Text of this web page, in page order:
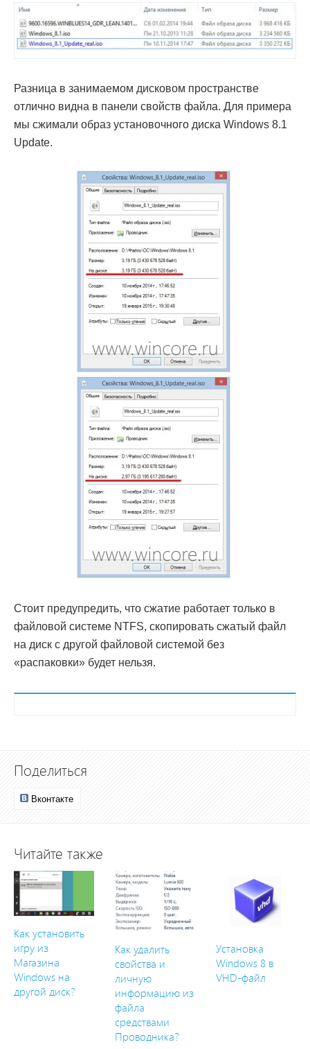
Разница в занимаемом дисковом пространстве
отлично видна в панели свойств файла. Для примера
мы сжимали образ установочного диска Windows 8.1
Update.
Стоит предупредить, что сжатие работает только в
файловой системе NTFS, скопировать сжатый файл
на диск с другой файловой системой без
«распаковки» будет нельзя.
Поделиться
Вконтакте
Читайте также
Как установить
игру из
Магазина
Windows на
другой диск?
Как удалить
свойства и
личную
информацию из
файла
средствами
Проводника?
Установка
Windows 8 в
VHD-файл